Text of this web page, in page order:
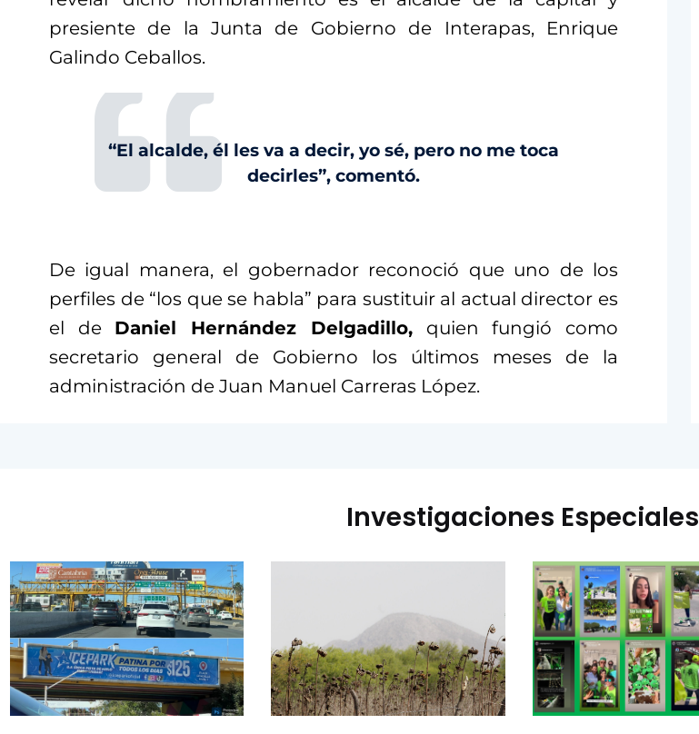
presiente de la Junta de Gobierno de Interapas, Enrique
Galindo Ceballos.
“El alcalde, él les va a decir, yo sé, pero no me toca
decirles”, comentó.
De igual manera, el gobernador reconoció que uno de los
perfiles de “los que se habla” para sustituir al actual director es
el de Daniel Hernández Delgadillo,quien fungió como
secretario general de Gobierno los últimos meses de la
administración de Juan Manuel Carreras López.
Investigaciones Especiales